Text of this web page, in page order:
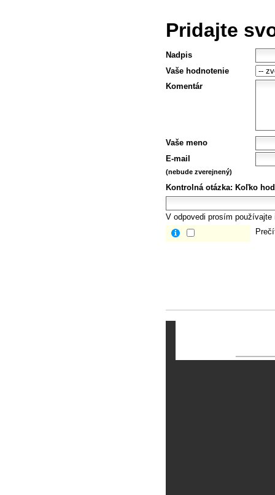
Pridajte
Nadpis
Vaše hodnotenie
Komentár
Vaše meno
E-mail
(nebude zverejnený)
Kontrolná otázka: Koľko
V odpovedi prosím